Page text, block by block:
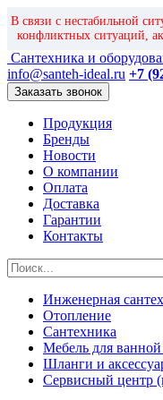
В связи с нестабильной
конфликтных ситуаций,
Сантехника и
info@santeh-ideal.ru +7
Заказать звонок
Продукция
Бренды
Новости
О компании
Оплата
Доставка
Гарантии
Контакты
Инженерная
Отопление
Сантехника
Мебель для
Шланги и
Сервисный центр